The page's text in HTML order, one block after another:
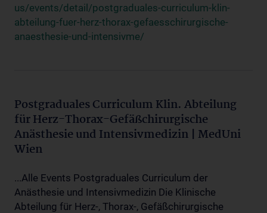
us/events/detail/postgraduales-curriculum-klin-
abteilung-fuer-herz-thorax-gefaesschirurgische-
anaesthesie-und-intensivme/
Postgraduales Curriculum Klin. Abteilung
für Herz-Thorax-Gefäßchirurgische
Anästhesie und Intensivmedizin | MedUni
Wien
...Alle Events Postgraduales Curriculum der
Anästhesie und Intensivmedizin Die Klinische
Abteilung für Herz-, Thorax-, Gefäßchirurgische